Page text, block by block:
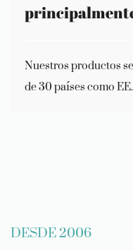
Nuestros productos
de 30 países como
DESDE 2006